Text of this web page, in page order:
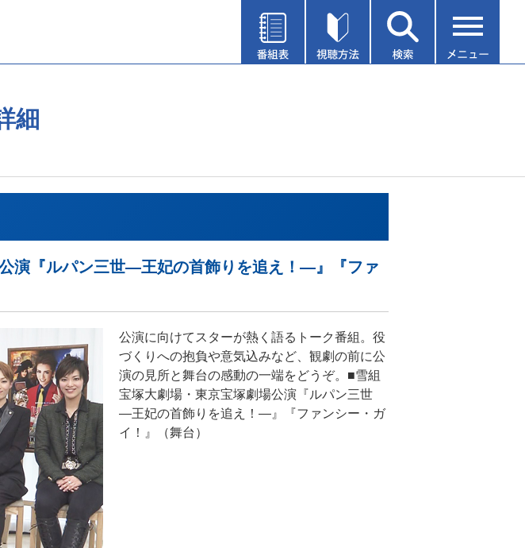
細
演『ルパン三世―王妃の首飾りを追え！―』『ファ
公演に向けてスターが熱く語るトーク番組。役
づくりへの抱負や意気込みなど、観劇の前に公
演の見所と舞台の感動の一端をどうぞ。■雪組
宝塚大劇場・東京宝塚劇場公演『ルパン三世
―王妃の首飾りを追え！―』『ファンシー・ガ
イ！』（舞台）